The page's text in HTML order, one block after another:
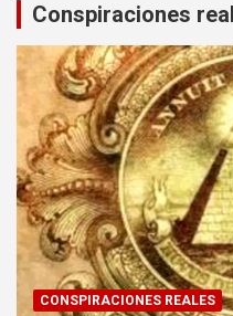
Conspiraciones
CONSPIRACIONES REALES